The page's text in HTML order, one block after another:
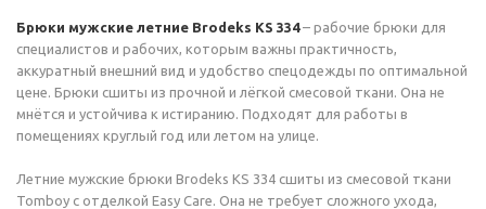
Брюки мужские летние Brodeks KS 334– рабочие брюки для
специалистов и рабочих, которым важны практичность,
аккуратный внешний вид и удобство спецодежды по оптимальной
цене. Брюки сшиты из прочной и лёгкой смесовой ткани. Она не
мнётся и устойчива к истиранию. Подходят для работы в
помещениях круглый год или летом на улице.
Летние мужские брюки Brodeks KS 334 сшиты из смесовой ткани
Tomboy с отделкой Easy Care. Она не требует сложного ухода,